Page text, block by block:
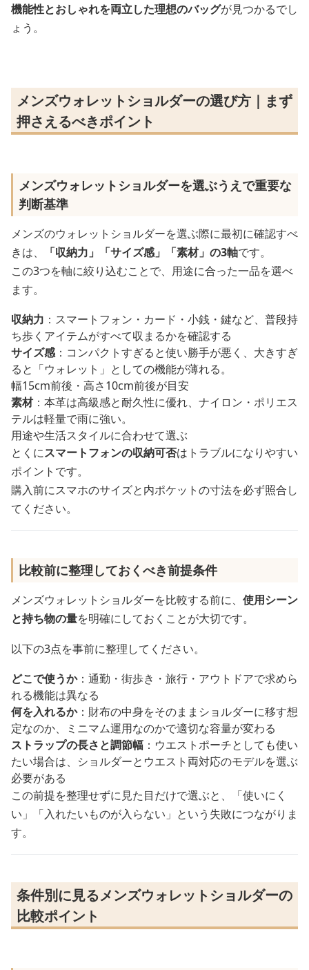
機能性とおしゃれを両立した理想のバッグが見つかるでし
ょう。
メンズウォレットショルダーの選び方｜まず
押さえるべきポイント
メンズウォレットショルダーを選ぶうえで重要な
判断基準
メンズのウォレットショルダーを選ぶ際に最初に確認すべ
きは、
「収納力」「サイズ感」「素材」の3軸です。
この3つを軸に絞り込むことで、用途に合った一品を選べ
ます。
収納力 ：スマートフォン・カード・小銭・鍵など、普段持
ち歩くアイテムがすべて収まるかを確認する
サイズ感：コンパクトすぎると使い勝手が悪く、大きすぎ
ると「ウォレット」としての機能が薄れる。
幅15cm前後・高さ10cm前後が目安
素材：本革は高級感と耐久性に優れ、ナイロン・ポリエス
テルは軽量で雨に強い。
用途や生活スタイルに合わせて選ぶ
とくにスマートフォンの収納可否はトラブルになりやすい
ポイントです。
購入前にスマホのサイズと内ポケットの寸法を必ず照合し
てください。
比較前に整理しておくべき前提条件
メンズウォレットショルダーを比較する前に、 使用シーン
と持ち物の量を明確にしておくことが大切です。
以下の3点を事前に整理してください。
どこで使うか：通勤・街歩き・旅行・アウトドアで求めら
れる機能は異なる
何を入れるか：財布の中身をそのままショルダーに移す想
定なのか、ミニマム運用なのかで適切な容量が変わる
ストラップの長さと調節幅 ：ウエストポーチとしても使い
たい場合は、ショルダーとウエスト両対応のモデルを選ぶ
必要がある
この前提を整理せずに見た目だけで選ぶと、「使いにく
い」「入れたいものが入らない」という失敗につながりま
す。
条件別に見るメンズウォレットショルダーの
比較ポイント